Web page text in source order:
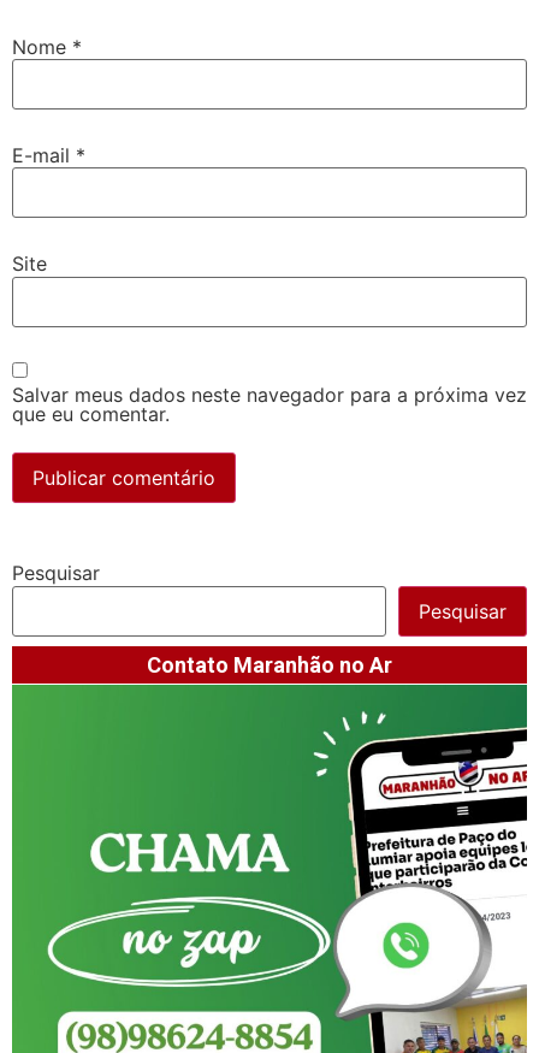
Nome *
E-mail *
Site
Salvar meus dados neste navegador para a próxima vez
que eu comentar.
Pesquisar
Pesquisar
Contato Maranhão no Ar